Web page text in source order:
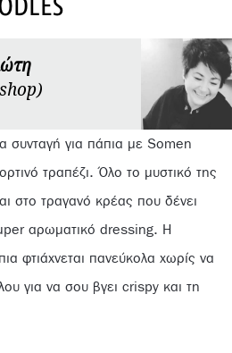
συνταγή για πάπια με Somen
τραπέζι. Όλο το μυστικό της
στο τραγανό κρέας που δένει
αρωματικό dressing. Η
φτιάχνεται πανεύκολα χωρίς να
για να σου βγει crispy και τη